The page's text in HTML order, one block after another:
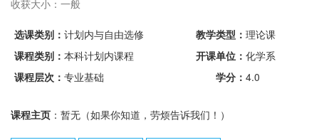
收获大小：一般
选课类别： 计划内与自由选修 教学类型： 理论课
课程类别： 本科计划内课程 开课单位： 化学系
课程层次： 专业基础 学分： 4.0
课程主页 ：暂无（如果你知道，劳烦告诉我们！）